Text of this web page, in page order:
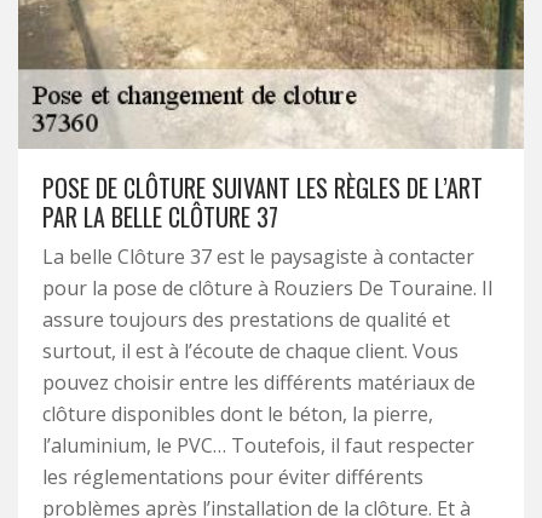
POSE DE CLÔTURE SUIVANT LES RÈGLES DE L’ART
PAR LA BELLE CLÔTURE 37
La belle Clôture 37 est le paysagiste à contacter
pour la pose de clôture à Rouziers De Touraine. Il
assure toujours des prestations de qualité et
surtout, il est à l’écoute de chaque client. Vous
pouvez choisir entre les différents matériaux de
clôture disponibles dont le béton, la pierre,
l’aluminium, le PVC… Toutefois, il faut respecter
les réglementations pour éviter différents
problèmes après l’installation de la clôture. Et à